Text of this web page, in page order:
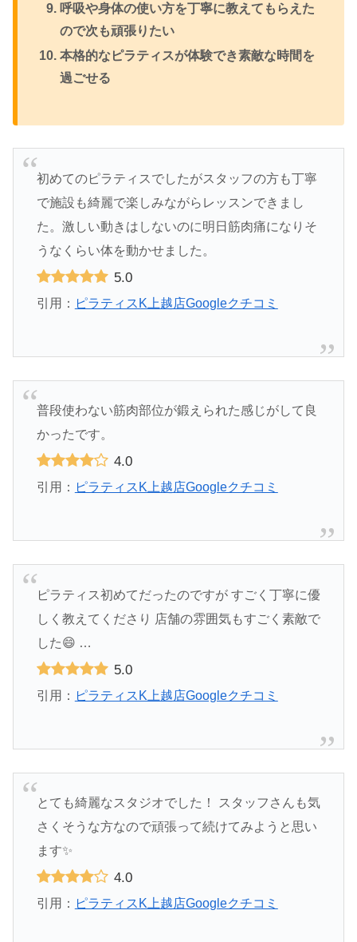
呼吸や身体の使い方を丁寧に教えてもらえた
ので次も頑張りたい
本格的なピラティスが体験でき素敵な時間を
過ごせる
初めてのピラティスでしたがスタッフの方も丁寧
で施設も綺麗で楽しみながらレッスンできまし
た。激しい動きはしないのに明日筋肉痛になりそ
うなくらい体を動かせました。
5.0
引用： ピラティスK上越店Googleクチコミ
普段使わない筋肉部位が鍛えられた感じがして良
かったです。
4.0
引用： ピラティスK上越店Googleクチコミ
ピラティス初めてだったのですが すごく丁寧に優
しく教えてくださり 店舗の雰囲気もすごく素敵で
した😄 …
5.0
引用： ピラティスK上越店Googleクチコミ
とても綺麗なスタジオでした！ スタッフさんも気
さくそうな方なので頑張って続けてみようと思い
ます✨
4.0
引用： ピラティスK上越店Googleクチコミ